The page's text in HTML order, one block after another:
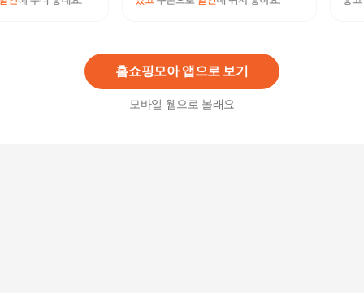
홈쇼핑모아 앱으로 보기
모바일 웹으로 볼래요
이지팜 KF94 황사미세먼지 방역용 마스크 대형 검